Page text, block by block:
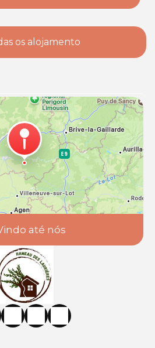
os alojamento
até nós